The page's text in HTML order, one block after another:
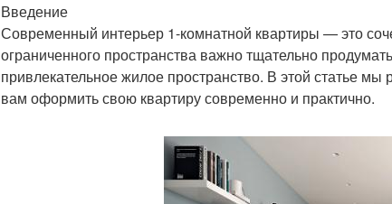
Введение
Современный интерьер 1-комнатной квартиры — это
ограниченного пространства важно тщательно
привлекательное жилое пространство. В этой статье
вам оформить свою квартиру современно и практично.